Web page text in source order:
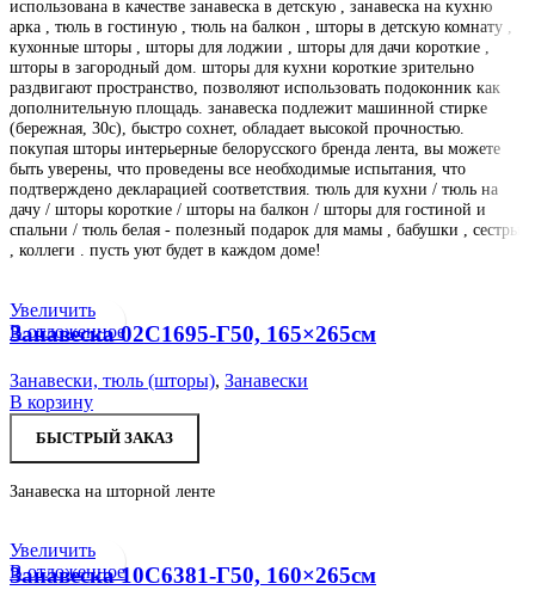
использована в качестве занавеска в детскую , занавеска на кухню
арка , тюль в гостиную , тюль на балкон , шторы в детскую комнату ,
кухонные шторы , шторы для лоджии , шторы для дачи короткие ,
шторы в загородный дом. шторы для кухни короткие зрительно
раздвигают пространство, позволяют использовать подоконник как
дополнительную площадь. занавеска подлежит машинной стирке
(бережная, 30с), быстро сохнет, обладает высокой прочностью.
покупая шторы интерьерные белорусского бренда лента, вы можете
быть уверены, что проведены все необходимые испытания, что
подтверждено декларацией соответствия. тюль для кухни / тюль на
дачу / шторы короткие / шторы на балкон / шторы для гостиной и
спальни / тюль белая - полезный подарок для мамы , бабушки , сестры
, коллеги . пусть уют будет в каждом доме!
Увеличить
В отложенное
Занавеска 02С1695-Г50, 165×265см
Занавески, тюль (шторы), Занавески
В корзину
БЫСТРЫЙ ЗАКАЗ
Занавеска на шторной ленте
Увеличить
В отложенное
Занавеска 10С6381-Г50, 160×265см